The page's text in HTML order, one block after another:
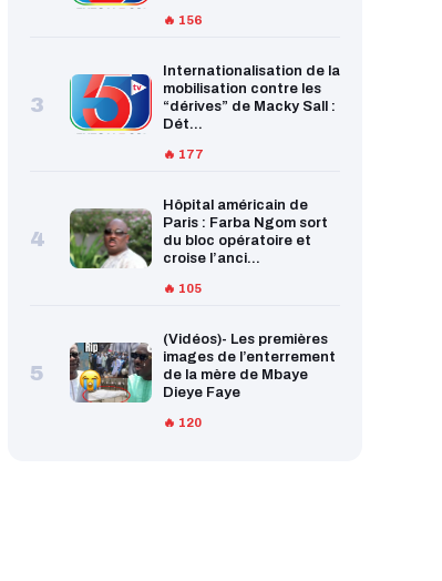
🔥 156
3
Internationalisation de la
mobilisation contre les
“dérives” de Macky Sall :
Dét...
🔥 177
4
Hôpital américain de
Paris : Farba Ngom sort
du bloc opératoire et
croise l’anci...
🔥 105
5
(Vidéos)- Les premières
images de l’enterrement
de la mère de Mbaye
Dieye Faye
🔥 120